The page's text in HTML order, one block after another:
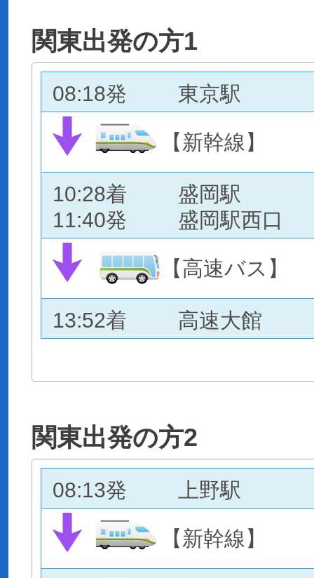
関東出発の方1
08:18発 東京駅
【新幹線】
10:28着
11:40発
盛岡駅
盛岡駅西口
【高速バス】
13:52着 高速大館
関東出発の方2
08:13発 上野駅
【新幹線】